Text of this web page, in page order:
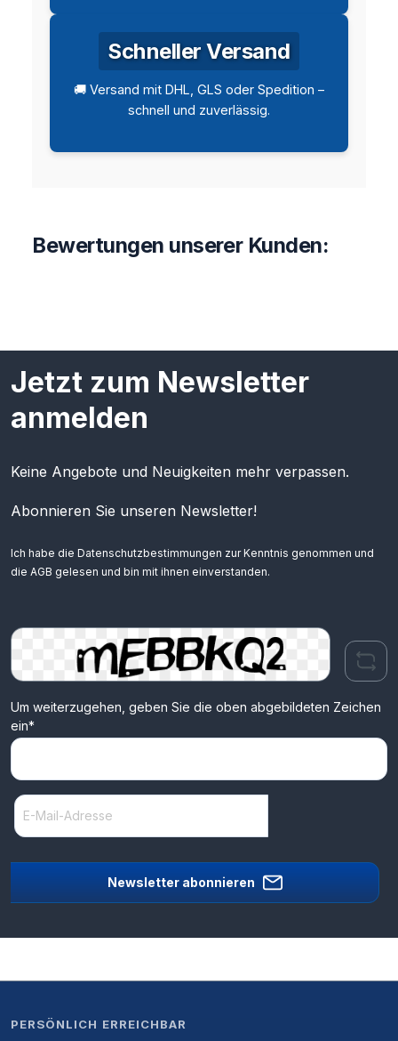
Schneller Versand
🚚 Versand mit DHL, GLS oder Spedition –
schnell und zuverlässig.
Bewertungen unserer Kunden:
Jetzt zum Newsletter
anmelden
Keine Angebote und Neuigkeiten mehr verpassen.
Abonnieren Sie unseren Newsletter!
Ich habe die Datenschutzbestimmungen zur Kenntnis genommen und
die AGB gelesen und bin mit ihnen einverstanden.
Um weiterzugehen, geben Sie die oben abgebildeten Zeichen
ein*
Newsletter abonnieren
PERSÖNLICH ERREICHBAR